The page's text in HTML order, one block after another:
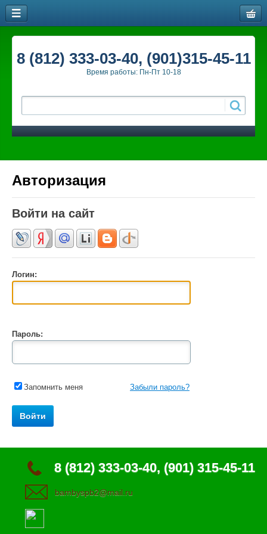
8 (812) 333-03-40, (901)315-45-11
Время работы: Пн-Пт 10-18
Авторизация
Войти на сайт
Логин:
Пароль:
Запомнить меня Забыли пароль?
8 (812) 333-03-40, (901) 315-45-11
bambyspb2@mail.ru